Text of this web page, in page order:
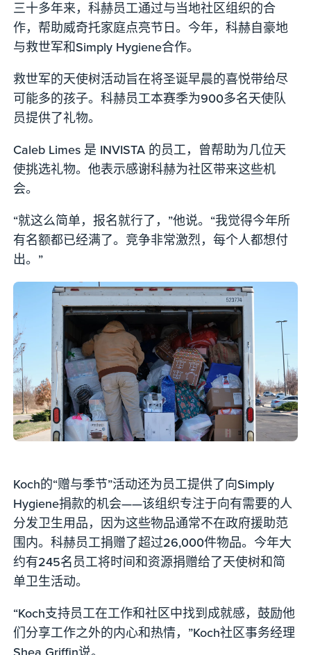
三十多年来，科赫员工通过与当地社区组织的合
作，帮助威奇托家庭点亮节日。今年，科赫自豪地
与救世军和Simply Hygiene合作。
救世军的天使树活动旨在将圣诞早晨的喜悦带给尽
可能多的孩子。科赫员工本赛季为900多名天使队
员提供了礼物。
Caleb Limes 是 INVISTA 的员工，曾帮助为几位天
使挑选礼物。他表示感谢科赫为社区带来这些机
会。
“就这么简单，报名就行了，”他说。“我觉得今年所
有名额都已经满了。竞争非常激烈，每个人都想付
出。”
Koch的“赠与季节”活动还为员工提供了向Simply
Hygiene捐款的机会——该组织专注于向有需要的人
分发卫生用品，因为这些物品通常不在政府援助范
围内。科赫员工捐赠了超过26,000件物品。今年大
约有245名员工将时间和资源捐赠给了天使树和简
单卫生活动。
“Koch支持员工在工作和社区中找到成就感，鼓励他
们分享工作之外的内心和热情，”Koch社区事务经理